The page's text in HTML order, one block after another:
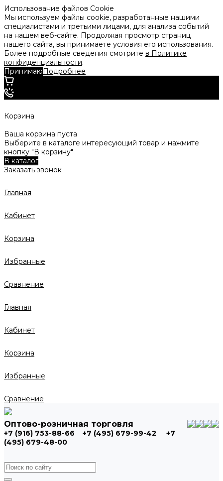
Использование файлов Cookie
Мы используем файлы cookie, разработанные нашими
специалистами и третьими лицами, для анализа событий
на нашем веб-сайте. Продолжая просмотр страниц
нашего сайта, вы принимаете условия его использования.
Более подробные сведения смотрите в Политике
конфиденциальности.
ПринимаюПодробнее
Корзина
Ваша корзина пуста
Выберите в каталоге интересующий товар и нажмите
кнопку "В корзину"
В каталог
Заказать звонок
Главная
Кабинет
Корзина
Избранные
Сравнение
Главная
Кабинет
Корзина
Избранные
Сравнение
Оптово-розничная торговля
+7 (916) 753-88-66 +7 (495) 679-99-42
+7
(495) 679-48-00